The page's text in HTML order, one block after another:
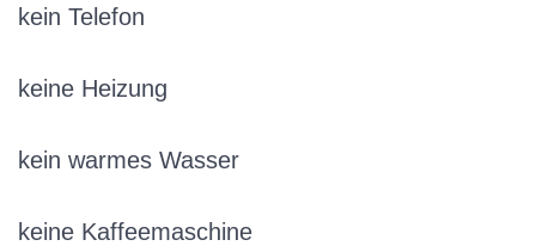
kein Telefon
keine Heizung
kein warmes Wasser
keine Kaffeemaschine